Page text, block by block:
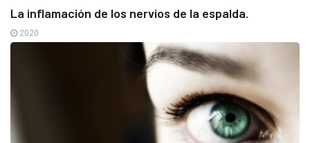
La inflamación de los nervios de la espalda.
2020